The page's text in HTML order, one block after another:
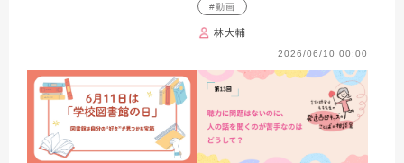
#動画
林大輔
2026/06/10 00:00